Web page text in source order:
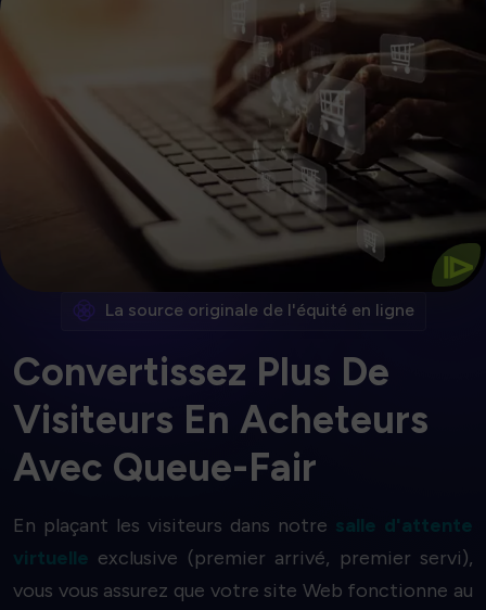
⧐
Les personnes qui font la queue
dépensent plus
Plus de 20 % de plus dans chaque panier selon nos
clients.
Commencez
La source originale de l'équité en ligne
Convertissez Plus De
Visiteurs En Acheteurs
Avec Queue-Fair
En plaçant les visiteurs dans notre salle d'attente
virtuelle exclusive (premier arrivé, premier servi),
vous vous assurez que votre site Web fonctionne au